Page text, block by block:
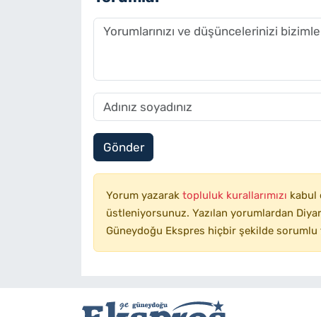
Gönder
Yorum yazarak topluluk kurallarımızı kabul
üstleniyorsunuz. Yazılan yorumlardan
Güneydoğu Ekspres hiçbir şekilde